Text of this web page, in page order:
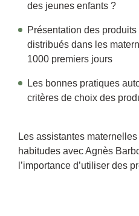
des jeunes enfants ?
Présentation des
distribués dans les
1000 premiers jours
Les bonnes pratiques
critères de choix des
Les assistantes
habitudes avec Agnès
l’importance d’utiliser des